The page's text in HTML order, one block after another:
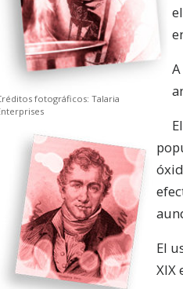
fotográficos: Talaria
El
XIX